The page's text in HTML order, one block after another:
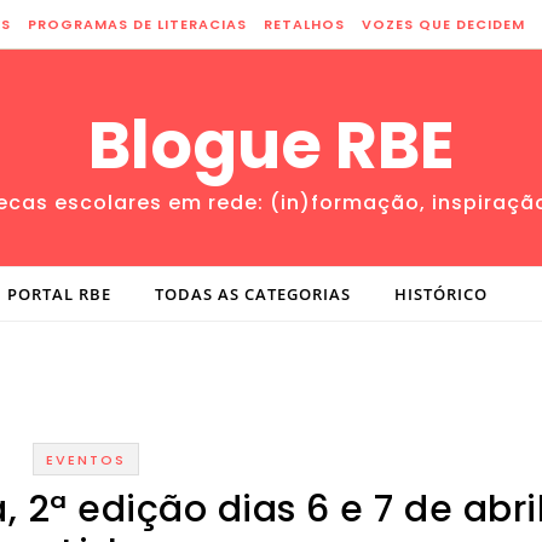
PROGRAMAS DE LITERACIAS RETALHOS VOZES QUE DECIDEM
Blogue RBE
escolares em rede: (in)formação,
PORTAL RBE TODAS AS CATEGORIAS HISTÓRICO
EVENTOS
2ª edição dias 6 e 7 de